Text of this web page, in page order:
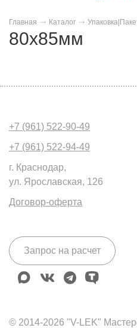
Главная Каталог
80х85мм
+7 (961) 522-90-49
+7 (961) 522-94-49
г. Краснодар,
ул. Ярославская, 126
Договор-оферта
Запрос на расчет
max telegram
tenchat
© 2014-2026 "V-LEK"